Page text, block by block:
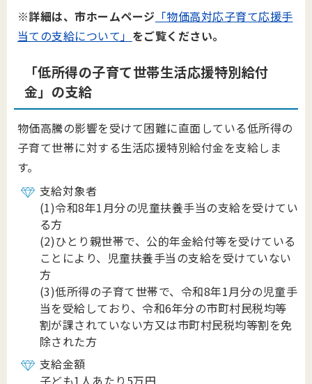
※詳細は、市ホームページ 「物価高対応子育て応援手
当ての支給について」 をご覧ください。
「低所得の子育て世帯生活応援特別給付
金」の支給
物価高騰の影響を受けて困難に直面している低所得の
子育て世帯に対する生活応援特別給付金を支給しま
す。
支給対象者
(1)令和8年1月分の児童扶養手当の支給を受けてい
る方
(2)ひとり親世帯で、公的年金給付等を受けている
ことにより、児童扶養手当の支給を受けていない
方
(3)低所得の子育て世帯で、令和8年1月分の児童手
当を受給しており、令和6年分の市町村民税均等
割が課されていない方又は市町村民税均等割を免
除された方
支給金額
子ども1人あたり5万円